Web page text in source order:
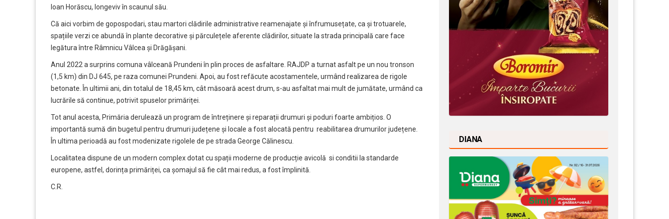
Ioan Horăscu, longeviv în scaunul său.
Că aici vorbim de gopospodari, stau martori clădirile administrative reamenajate și înfrumusețate, ca și trotuarele,
spațiile verzi ce abundă în plante decorative și părculețele aferente clădirilor, situate la strada principală care face
legătura între Râmnicu Vâlcea și Drăgășani.
Anul 2022 a surprins comuna vâlceană Prundeni în plin proces de asfaltare. RAJDP a turnat asfalt pe un nou tronson
(1,5 km) din DJ 645, pe raza comunei Prundeni. Apoi, au fost refăcute acostamentele, urmând realizarea de rigole
betonate. În ultimii ani, din totalul de 18,45 km, cât măsoară acest drum, s-au asfaltat mai mult de jumătate, urmând ca
lucrările să continue, potrivit spuselor primăriței.
Tot anul acesta, Primăria derulează un program de întreținere și reparații drumuri și poduri foarte ambițios. O
importantă sumă din bugetul pentru drumuri județene și locale a fost alocată pentru reabilitarea drumurilor județene.
În ultima perioadă au fost modenizate rigolele de pe strada George Călinescu.
Localitatea dispune de un modern complex dotat cu spații moderne de producție avicolă si conditii la standarde
europene, astfel, dorința primăriței, ca șomajul să fie cât mai redus, a fost împlinită.
C.R.
DIANA